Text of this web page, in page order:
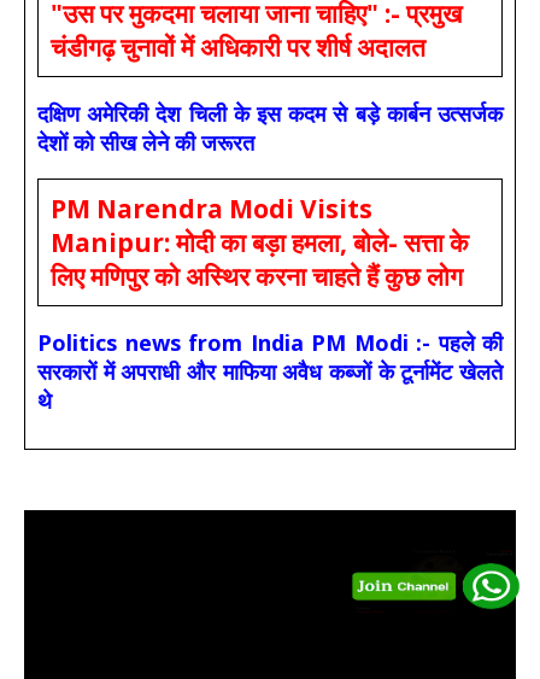
"उस पर मुकदमा चलाया जाना चाहिए" :- प्रमुख
चंडीगढ़ चुनावों में अधिकारी पर शीर्ष अदालत
दक्षिण अमेरिकी देश चिली के इस कदम से बड़े कार्बन उत्सर्जक
देशों को सीख लेने की जरूरत
PM Narendra Modi Visits
Manipur: मोदी का बड़ा हमला, बोले- सत्ता के
लिए मणिपुर को अस्थिर करना चाहते हैं कुछ लोग
Politics news from India PM Modi :- पहले की
सरकारों में अपराधी और माफिया अवैध कब्जों के टूर्नामेंट खेलते
थे